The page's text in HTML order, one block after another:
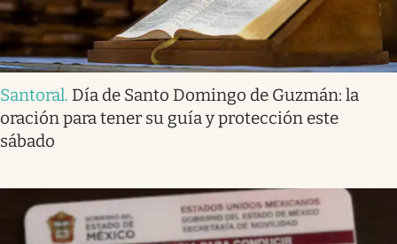
Santoral. Día de Santo Domingo de Guzmán: la
oración para tener su guía y protección este
sábado